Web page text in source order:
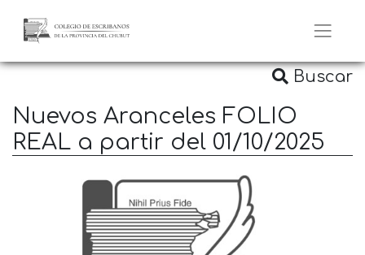
Buscar
Nuevos Aranceles FOLIO
REAL a partir del 01/10/2025